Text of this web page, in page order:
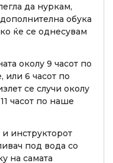
да нуркам,
обука
ќе се однесувам
околу 9 часот по
или 6 часот по
се случи околу
часот по наше
инструкторот
под вода со
на самата